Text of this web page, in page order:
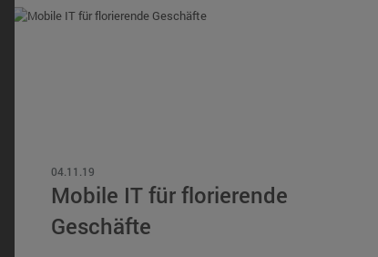
04.11.19
Mobile IT für florierende
Geschäfte